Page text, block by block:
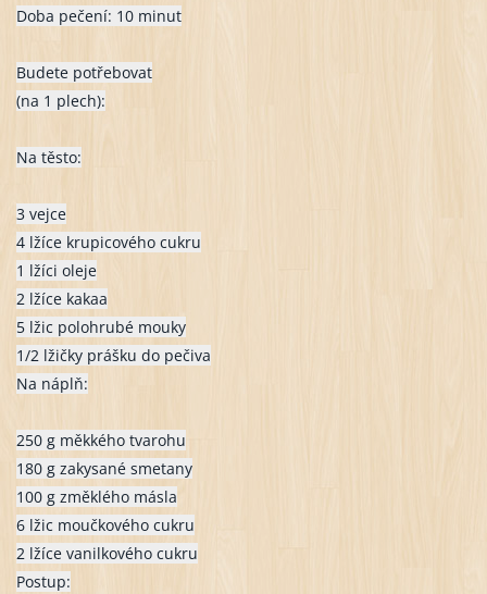
Doba pečení: 10 minut
Budete potřebovat
(na 1 plech):
Na těsto:
3 vejce
4 lžíce krupicového cukru
1 lžíci oleje
2 lžíce kakaa
5 lžic polohrubé mouky
1/2 lžičky prášku do pečiva
Na náplň:
250 g měkkého tvarohu
180 g zakysané smetany
100 g změklého másla
6 lžic moučkového cukru
2 lžíce vanilkového cukru
Postup: